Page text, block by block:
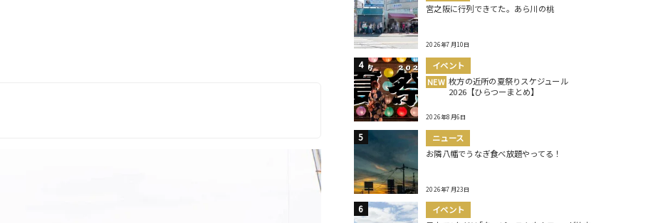
宮之阪に行列できてた。あら川の桃
2026年7月10日
イベント
NEW 枚方の近所の夏祭りスケジュール
2026【ひらつーまとめ】
2026年8月6日
ニュース
お隣八幡でうなぎ食べ放題やってる！
2026年7月23日
イベント